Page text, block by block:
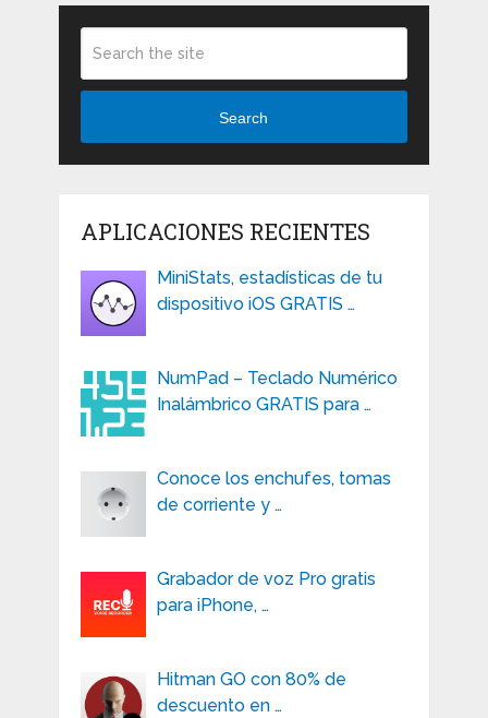
Search
APLICACIONES RECIENTES
MiniStats, estadísticas de tu
dispositivo iOS GRATIS …
NumPad – Teclado Numérico
Inalámbrico GRATIS para …
Conoce los enchufes, tomas
de corriente y …
Grabador de voz Pro gratis
para iPhone, …
Hitman GO con 80% de
descuento en …